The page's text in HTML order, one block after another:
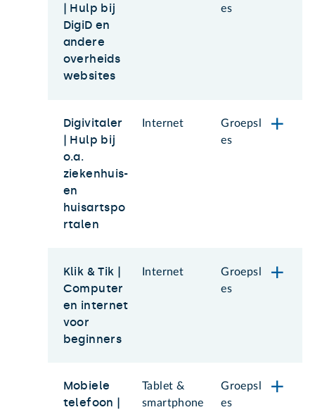
| Hulp bij
DigiD en
andere
overheids
websites
es
Digivitaler
| Hulp bij
o.a.
ziekenhuis-
en
huisartspo
rtalen
Internet
Groepsl
es
Klik & Tik |
Computer
en internet
voor
beginners
Internet
Groepsl
es
Mobiele
telefoon |
Tablet &
smartphone
Groepsl
es